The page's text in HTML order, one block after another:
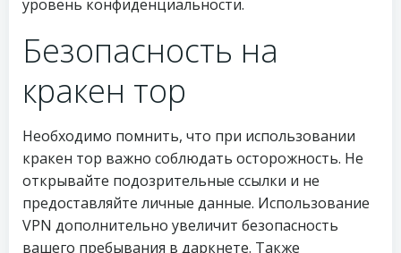
уровень конфиденциальности.
Безопасность на
кракен тор
Необходимо помнить, что при использовании
кракен тор важно соблюдать осторожность. Не
открывайте подозрительные ссылки и не
предоставляйте личные данные. Использование
VPN дополнительно увеличит безопасность
вашего пребывания в даркнете. Также